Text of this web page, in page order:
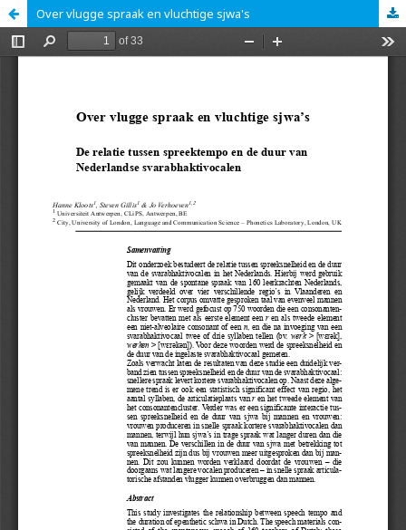
Over vlugge spraak en vluchtige sjwa's